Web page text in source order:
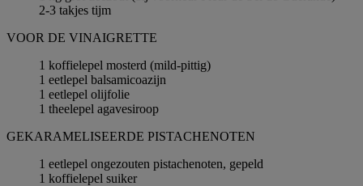
2-3 takjes tijm
VOOR DE VINAIGRETTE
1 koffielepel mosterd (mild-pittig)
1 eetlepel balsamicoazijn
1 eetlepel olijfolie
1 theelepel agavesiroop
GEKARAMELISEERDE PISTACHENOTEN
1 eetlepel ongezouten pistachenoten, gepeld
1 koffielepel suiker